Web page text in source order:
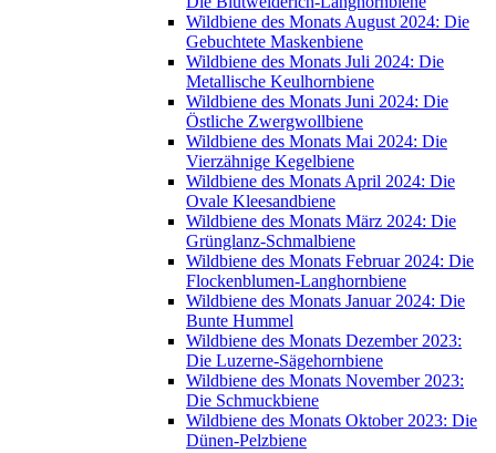
Wildbiene des Monats August 2024: Die
Gebuchtete Maskenbiene
Wildbiene des Monats Juli 2024: Die
Metallische Keulhornbiene
Wildbiene des Monats Juni 2024: Die
Östliche Zwergwollbiene
Wildbiene des Monats Mai 2024: Die
Vierzähnige Kegelbiene
Wildbiene des Monats April 2024: Die
Ovale Kleesandbiene
Wildbiene des Monats März 2024: Die
Grünglanz-Schmalbiene
Wildbiene des Monats Februar 2024: Die
Flockenblumen-Langhornbiene
Wildbiene des Monats Januar 2024: Die
Bunte Hummel
Wildbiene des Monats Dezember 2023:
Die Luzerne-Sägehornbiene
Wildbiene des Monats November 2023:
Die Schmuckbiene
Wildbiene des Monats Oktober 2023: Die
Dünen-Pelzbiene